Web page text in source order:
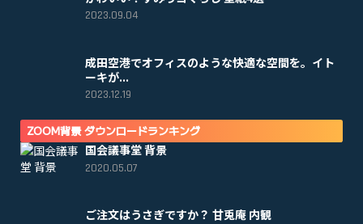
2023.09.04
成田空港でオフィスのような快適な空間を。イト
ーキが...
2023.12.19
ZOOM背景 ダウンロードランキング
国会議事堂 背景
2020.05.07
ご注文はうさぎですか？ 甘兎庵 内観